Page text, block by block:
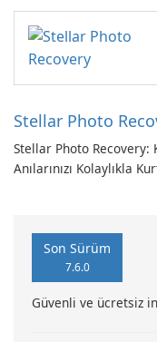
Stellar Photo
Stellar Photo Recovery:
Anılarınızı Kolaylıkla
Son Sürüm
7.6.0
Güvenli ve ücretsiz